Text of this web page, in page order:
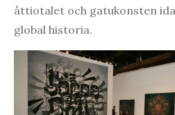
åttiotalet och gatukonsten
global historia.